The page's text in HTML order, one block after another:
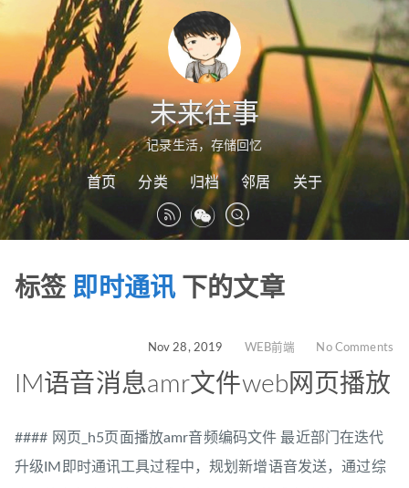
未来往事
记录生活，存储回忆
首页 分类 归档 邻居 关于
标签 即时通讯下的文章
Nov 28, 2019 WEB前端 No Comments
IM语音消息amr文件web网页播放
#### 网页_h5页面播放amr音频编码文件 最近部门在迭代
升级IM即时通讯工具过程中，规划新增语音发送，通过综